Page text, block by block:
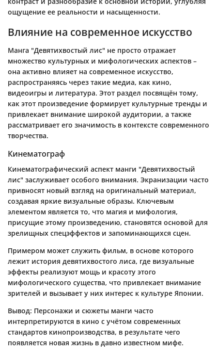
ощущение ее реальности и насыщенности.
Влияние на современное искусство
Манга "Девятихвостый лис" не просто отражает
множество культурных и мифологических аспектов –
она активно влияет на современное искусство,
распространяясь через такие медиа, как кино,
видеоигры и литература. Этот раздел посвящён тому,
как этот произведение формирует культурные тренды и
привлекает внимание широкой аудитории, а также
рассматривает его значимость в контексте современного
творчества.
Кинематограф
Кинематографический аспект манги "Девятихвостый
лис" заслуживает особого внимания. Экранизации часто
привносят новый взгляд на оригинальный материал,
создавая яркие визуальные образы. Ключевым
элементом является то, что магия и мифология,
присущие этому произведению, становятся основой для
зрелищных спецэффектов и запоминающихся сцен.
Примером может служить фильм, в основе которого
лежит история девятихвостого лиса, где визуальные
эффекты реализуют мощь и красоту этого
мифологического существа, что привлекает внимание
зрителей и вызывает у них интерес к культуре Японии.
Вывод: Персонажи и сюжеты манги часто
интерпретируются в кино с учётом современных
стандартов кинопроизводства, в результате чего
появляется новая жизнь в давно известном мифе.